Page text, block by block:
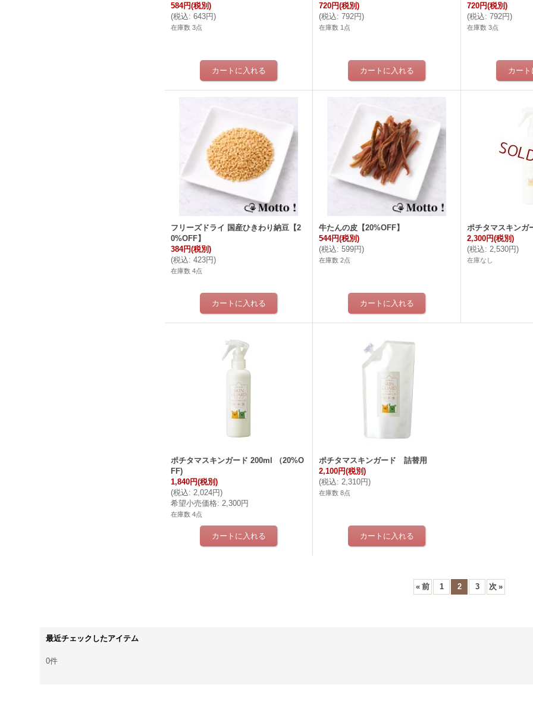
584円(税別)
(税込: 643円)
在庫数 3点
720円(税別)
(税込: 792円)
在庫数 1点
720円(税別)
(税込: 792円)
在庫数 3点
フリーズドライ 国産ひきわり納豆【2
0%OFF】
384円(税別)
(税込: 423円)
在庫数 4点
牛たんの皮【20%OFF】
544円(税別)
(税込: 599円)
在庫数 2点
ポチタマスキンガ
2,300円(税別)
(税込: 2,530円)
在庫なし
ポチタマスキンガード 200ml （20%O
FF)
1,840円(税別)
(税込: 2,024円)
希望小売価格: 2,300円
在庫数 4点
ポチタマスキンガード 詰替用
2,100円(税別)
(税込: 2,310円)
在庫数 8点
« 前 1 2 3 次 »
最近チェックしたアイテム
0件